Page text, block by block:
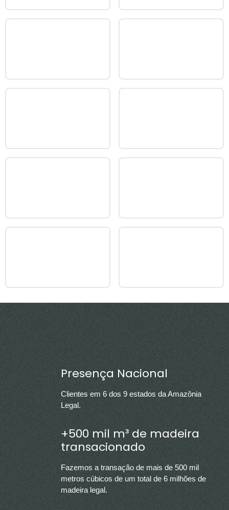
Presença Nacional
Clientes em 6 dos 9 estados da Amazônia
Legal.
+500 mil m³ de madeira
transacionado
Fazemos a transação de mais de 500 mil
metros cúbicos de um total de 6 milhões de
madeira legal.